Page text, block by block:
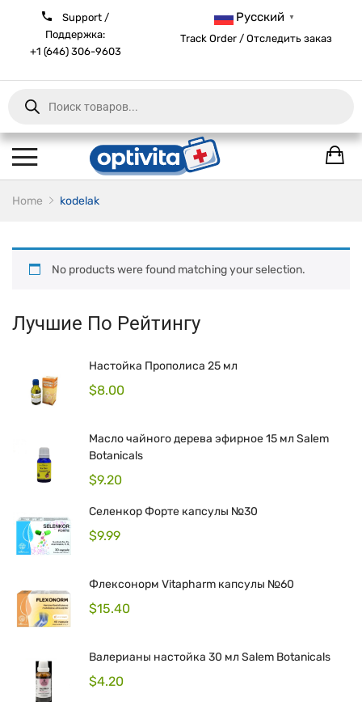
Support /
Поддержка:
+1 (646) 306-9603
Русский ▼
Track Order / Отследить заказ
Products
search
Home kodelak
No products were found matching your selection.
Лучшие По Рейтингу
Настойка Прополиса 25 мл
$8.00
Масло чайного дерева эфирное 15 мл Salem
Botanicals
$9.20
Селенкор Форте капсулы №30
$9.99
Флексонорм Vitapharm капсулы №60
$15.40
Валерианы настойка 30 мл Salem Botanicals
$4.20